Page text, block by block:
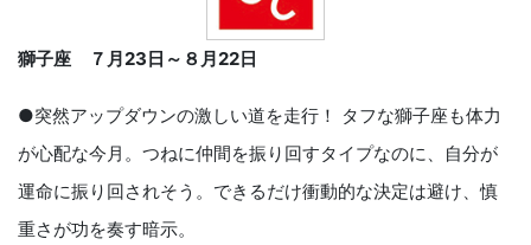
獅子座 ７月23日～８月22日
●突然アップダウンの激しい道を走行！ タフな獅子座も体力
が心配な今月。つねに仲間を振り回すタイプなのに、自分が
運命に振り回されそう。できるだけ衝動的な決定は避け、慎
重さが功を奏す暗示。